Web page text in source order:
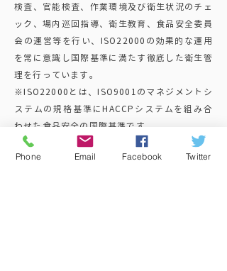
検査、官能検査、作業環境及び衛生状況のチェ
ック、場内巡回指導、衛生教育、食品安全委員
会の運営等を行い、ISO22000の効果的な運用
を常に意識し国際基準に満たす徹底した衛生管
理を行っています。
※ISO22000とは、ISO9001のマネジメントシ
ステムの規格基準にHACCPシステムを組み合
わせた食品安全の国際基準です。
Phone Email Facebook Twitter